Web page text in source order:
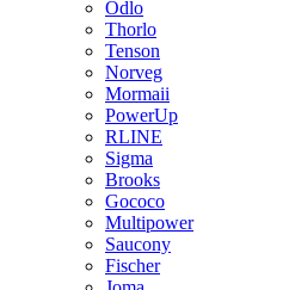
Odlo
Thorlo
Tenson
Norveg
Mormaii
PowerUp
RLINE
Sigma
Brooks
Gococo
Multipower
Saucony
Fischer